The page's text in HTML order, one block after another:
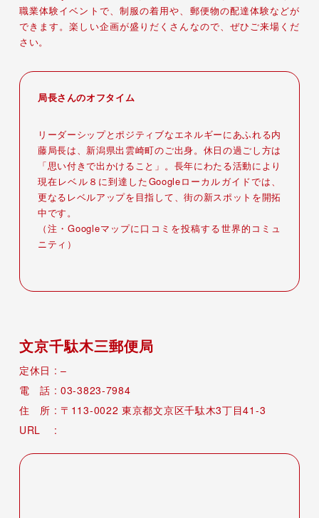
職業体験イベントで、制服の着用や、郵便物の配達体験などが
できます。楽しい企画が盛りだくさんなので、ぜひご来場くだ
さい。
局長さんのオフタイム
リーダーシップとポジティブなエネルギーにあふれる内
藤局長は、新潟県出雲崎町のご出身。休日の過ごし方は
「思い付きで出かけること」。長年にわたる活動により
現在レベル８に到達したGoogleローカルガイドでは、
更なるレベルアップを目指して、街の新スポットを開拓
中です。
（注・Googleマップに口コミを投稿する世界的コミュ
ニティ）
文京千駄木三郵便局
–
03-3823-7984
113-0022 東京都文京区千駄木3丁目41-3